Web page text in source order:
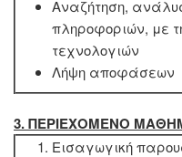
Αναζήτηση,
πληροφοριών, με
τεχνολογιών
Λήψη αποφάσεων
3. ΠΕΡΙΕΧΟΜΕΝΟ
Εισαγωγική